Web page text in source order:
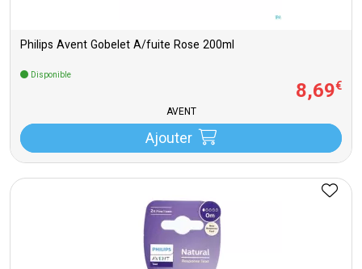
Philips Avent Gobelet A/fuite Rose 200ml
Disponible
8,69€
AVENT
Ajouter